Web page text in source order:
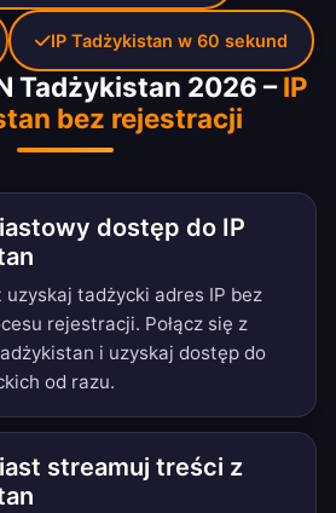
Tadżykistan 2026 –IP
bez rejestracji
dostęp do IP
uzyskaj tadżycki adres IP bez
rejestracji. Połącz się z
i uzyskaj dostęp do
od razu.
streamuj treści z
IP Tadżykistan w 60 sekund